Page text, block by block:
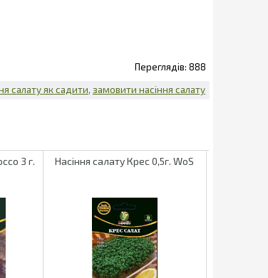
888
салату як садити замовити насіння салату
3 г.
Насіння салату Крес 0,5г. WoS